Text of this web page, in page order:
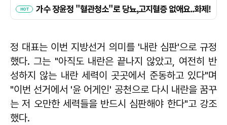
정 대표는 이번 지방선거 의미를 '내란 심판'으로 규정
했다. 그는 "아직도 내란은 끝나지 않았고, 여전히 반
성하지 않는 내란 세력이 곳곳에서 준동하고 있다"며
"이번 선거에서 '윤 어게인' 공천으로 다시 내란을 꿈꾸
는 저 오만한 세력들을 반드시 심판해야 한다"고 강조
했다.